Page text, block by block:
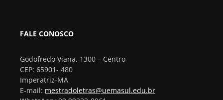
FALE CONOSCO
Godofredo Viana, 1300 – Centro
CEP: 65901- 480
Imperatriz-MA
E-mail: mestradoletras@uemasul.edu.br